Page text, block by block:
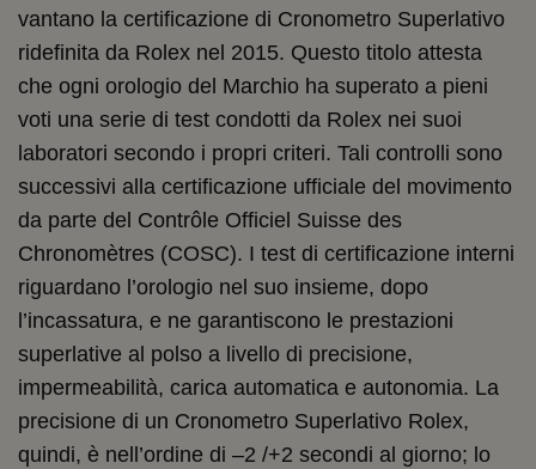
vantano la certificazione di Cronometro Superlativo
ridefinita da Rolex nel 2015. Questo titolo attesta
che ogni orologio del Marchio ha superato a pieni
voti una serie di test condotti da Rolex nei suoi
laboratori secondo i propri criteri. Tali controlli sono
successivi alla certificazione ufficiale del movimento
da parte del Contrôle Officiel Suisse des
Chronomètres (COSC). I test di certificazione interni
riguardano l’orologio nel suo insieme, dopo
l’incassatura, e ne garantiscono le prestazioni
superlative al polso a livello di precisione,
impermeabilità, carica automatica e autonomia. La
precisione di un Cronometro Superlativo Rolex,
quindi, è nell’ordine di –2 /+2 secondi al giorno; lo